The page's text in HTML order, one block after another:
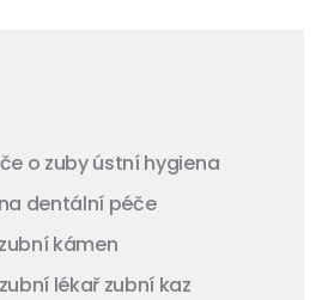
o zubyústní hygiena
dentální péče
zubní kámen
zubní lékař zubní kaz